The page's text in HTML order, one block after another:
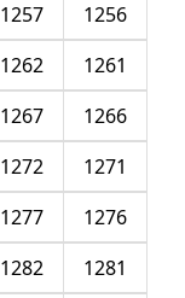
1256
1257
1261
1262
1266
1267
1271
1272
1276
1277
1281
1282